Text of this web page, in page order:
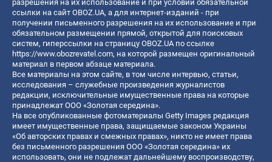
разрешения на их использование и при условии обязательной
ссылки на сайт OBOZ.UA, а для интернет-изданий - при
получении письменного разрешения на их использование и при
обязательном размещении прямой, открытой для поисковых
систем, гиперссылки на страницу OBOZ.UA по ссылке
https://www.obozrevatel.com, на которой размещен оригинальный
материал в первом абзаце материала.
Все материалы на этом сайте, в том числе интервью, статьи,
исследования – служебные произведения журналистов
редакции, исключительные имущественные права на которые
принадлежат ООО «Золотая середина».
На все опубликованные фотоматериалы Getty Images редакция
имеет имущественные права, защищаемые законом Украины
«Об авторских правах и смежных правах», никто не имеет права
без письменного разрешения ООО «Золотая середина» их
использовать, они не подлежат дальнейшему воспроизводству,